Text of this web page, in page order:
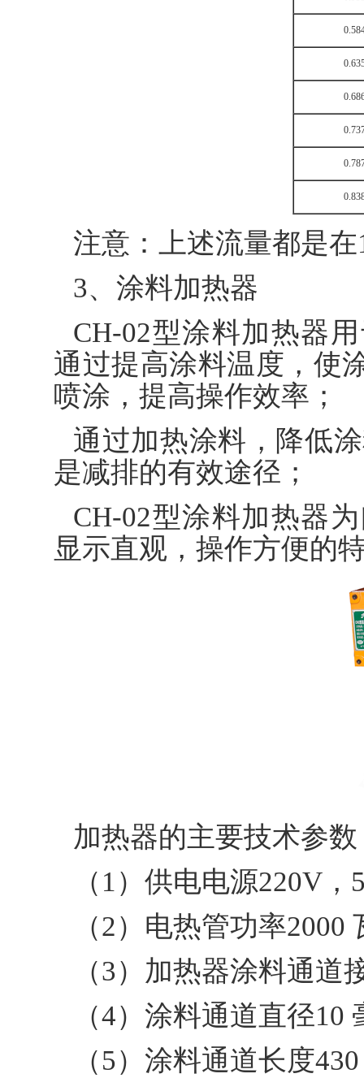
注意：上述流量都是
3、涂料加热器
CH-02型涂料加热器
通过提高涂料温度，使
喷涂，提高操作效率；
通过加热涂料，降低
是减排的有效途径；
CH-02型涂料加热器
显示直观，操作方便的
加热器的主要技术参
（1）供电电源220V
（2）电热管功率2000
（3）加热器涂料通道
（4）涂料通道直径10
（5）涂料通道长度